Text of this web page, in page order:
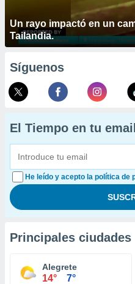
Un rayo impactó en un
Tailandia.
Síguenos
El Tiempo en tu email
He leído y acepto la política de
Principales ciudades
Alegrete
14° 7°